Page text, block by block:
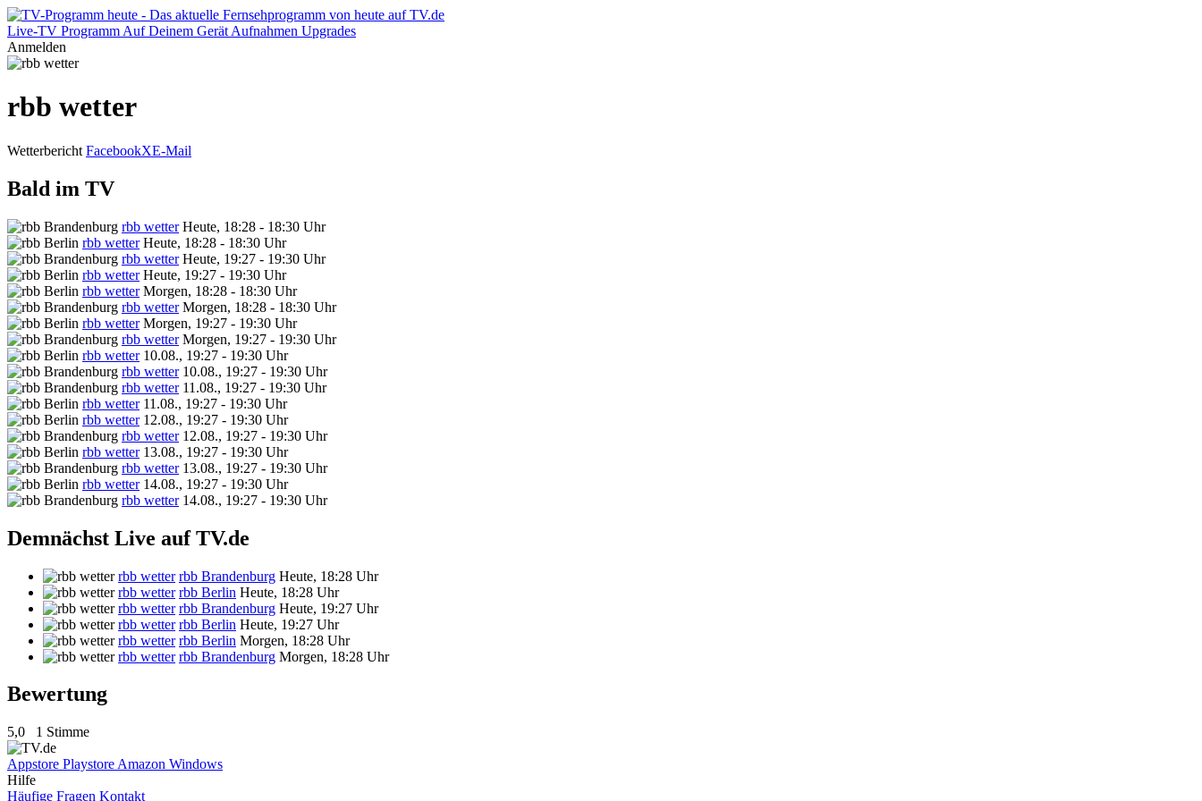
Live-TV Programm Auf Deinem Gerät Aufnahmen Upgrades
Anmelden
rbb wetter
Wetterbericht FacebookXE-Mail
Bald im TV
rbb wetter Heute, 18:28 - 18:30 Uhr
rbb wetter Heute, 18:28 - 18:30 Uhr
rbb wetter Heute, 19:27 - 19:30 Uhr
rbb wetter Heute, 19:27 - 19:30 Uhr
rbb wetter Morgen, 18:28 - 18:30 Uhr
rbb wetter Morgen, 18:28 - 18:30 Uhr
rbb wetter Morgen, 19:27 - 19:30 Uhr
rbb wetter Morgen, 19:27 - 19:30 Uhr
rbb wetter 10.08., 19:27 - 19:30 Uhr
rbb wetter 10.08., 19:27 - 19:30 Uhr
rbb wetter 11.08., 19:27 - 19:30 Uhr
rbb wetter 11.08., 19:27 - 19:30 Uhr
rbb wetter 12.08., 19:27 - 19:30 Uhr
rbb wetter 12.08., 19:27 - 19:30 Uhr
rbb wetter 13.08., 19:27 - 19:30 Uhr
rbb wetter 13.08., 19:27 - 19:30 Uhr
rbb wetter 14.08., 19:27 - 19:30 Uhr
rbb wetter 14.08., 19:27 - 19:30 Uhr
Demnächst Live auf TV.de
rbb wetter rbb Brandenburg Heute, 18:28 Uhr
rbb wetter rbb Berlin Heute, 18:28 Uhr
rbb wetter rbb Brandenburg Heute, 19:27 Uhr
rbb wetter rbb Berlin Heute, 19:27 Uhr
rbb wetter rbb Berlin Morgen, 18:28 Uhr
rbb wetter rbb Brandenburg Morgen, 18:28 Uhr
Bewertung
5,0 1 Stimme
Appstore Playstore Amazon Windows
Hilfe
Häufige Fragen Kontakt